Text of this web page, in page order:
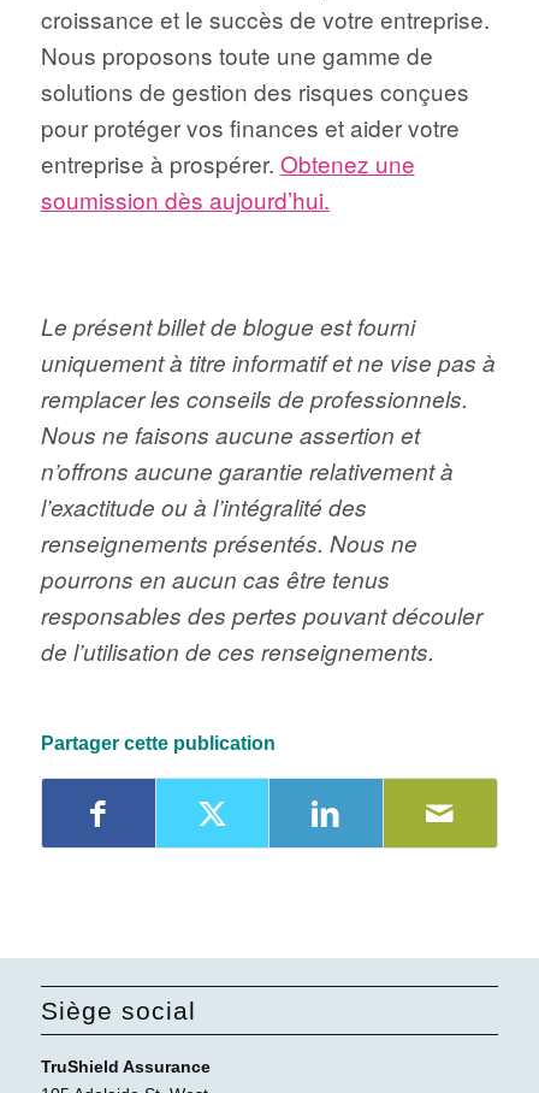
croissance et le succès de votre entreprise.
Nous proposons toute une gamme de
solutions de gestion des risques conçues
pour protéger vos finances et aider votre
entreprise à prospérer. Obtenez une
soumission dès aujourd’hui.
Le présent billet de blogue est fourni
uniquement à titre informatif et ne vise pas à
remplacer les conseils de professionnels.
Nous ne faisons aucune assertion et
n’offrons aucune garantie relativement à
l’exactitude ou à l’intégralité des
renseignements présentés. Nous ne
pourrons en aucun cas être tenus
responsables des pertes pouvant découler
de l’utilisation de ces renseignements.
Partager cette publication
Siège social
TruShield Assurance